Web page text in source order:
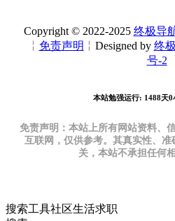
Copyright © 2022-2025 终极导
╎ 免责声明 ╎Designed by 终极
号-2
本站勉强运行: 1488天0
免责声明：本站上所有网站资料、
互联网，仅供参考。其真实性、
关，本站不承担任何
搜索工具社区生活求职